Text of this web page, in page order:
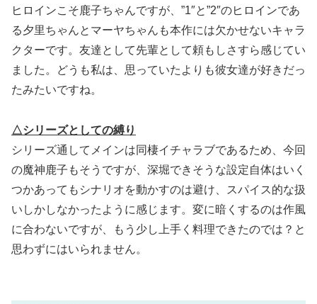
ヒロインこそ鹿子ちゃんですが、”1″と”2″のヒロインであ
る夕里ちゃんとマーヤちゃんも本作には欠かせないキャラ
クターです。友達として先輩として頼もしさすら感じてい
ました。どうも私は、思っていたよりも彼女達が好きだっ
たみたいですね。
△シリーズとしての縛り
シリーズ通してメインは同棲イチャラブであるため、今回
の魔神鹿子もそうですが、深堀できそうな設定自体はいく
つかあってもシナリオを動かすのは避け、スパイス的な扱
いしかしなかったように感じます。変に暗くするのは作風
に合わないですが、もう少し上手く料理できたのでは？と
思わずにはいられません。